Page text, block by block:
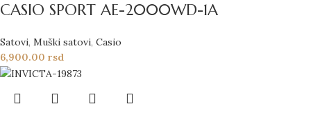
CASIO SPORT AE-2000WD-1A
Satovi, Muški satovi, Casio
6,900.00 rsd